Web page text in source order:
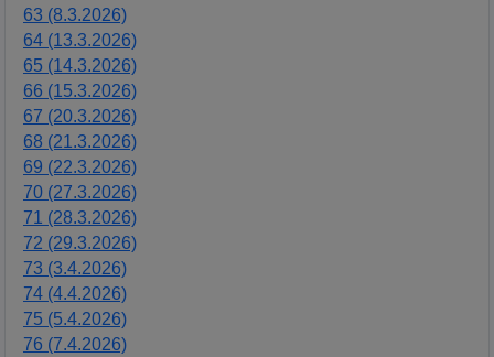
63 (8.3.2026)
64 (13.3.2026)
65 (14.3.2026)
66 (15.3.2026)
67 (20.3.2026)
68 (21.3.2026)
69 (22.3.2026)
70 (27.3.2026)
71 (28.3.2026)
72 (29.3.2026)
73 (3.4.2026)
74 (4.4.2026)
75 (5.4.2026)
76 (7.4.2026)